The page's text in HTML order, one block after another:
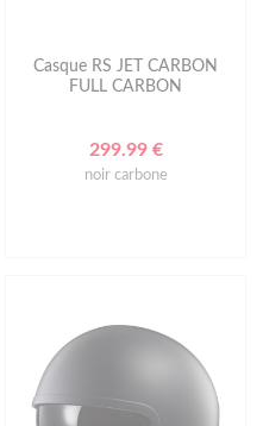
Casque RS JET CARBON
FULL CARBON
299.99 €
noir carbone